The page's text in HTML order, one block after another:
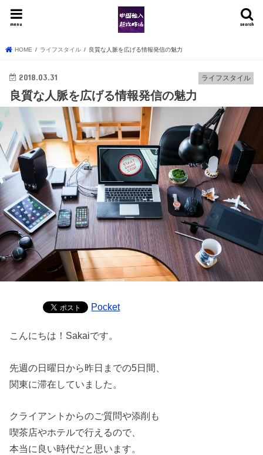
search
menu
HOME ライフスタイル 良質な人脈を広げる情報発信の魅力
ライフスタイル
2018.03.31
良質な人脈を広げる情報発信の魅力
Pocket
こんにちは！Sakaiです。
先週の日曜日から昨日までの5日間、
関東に滞在していました。
クライアントからのご質問や添削も
喫茶店やホテルで行えるので、
本当に良い時代だと思います。